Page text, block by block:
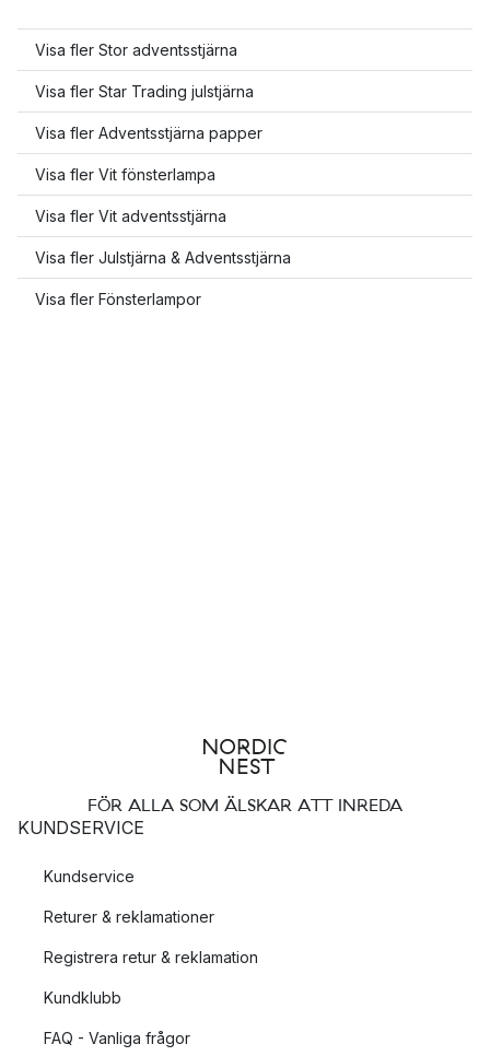
Visa fler Stor adventsstjärna
Visa fler Star Trading julstjärna
Visa fler Adventsstjärna papper
Visa fler Vit fönsterlampa
Visa fler Vit adventsstjärna
Visa fler Julstjärna & Adventsstjärna
Visa fler Fönsterlampor
FÖR ALLA SOM ÄLSKAR ATT INREDA
KUNDSERVICE
Kundservice
Returer & reklamationer
Registrera retur & reklamation
Kundklubb
FAQ - Vanliga frågor